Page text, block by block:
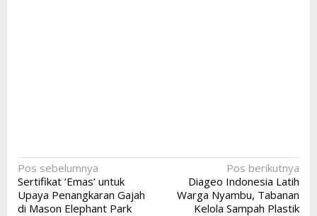
Navigasi
pos
Pos sebelumnya
Sertifikat ‘Emas’ untuk
Upaya Penangkaran Gajah
di Mason Elephant Park
Pos berikutnya
Diageo Indonesia Latih
Warga Nyambu, Tabanan
Kelola Sampah Plastik